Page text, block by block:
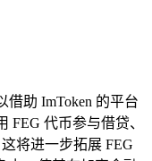
借助 ImToken 的平台
FEG 代币参与借贷、
这将进一步拓展 FEG